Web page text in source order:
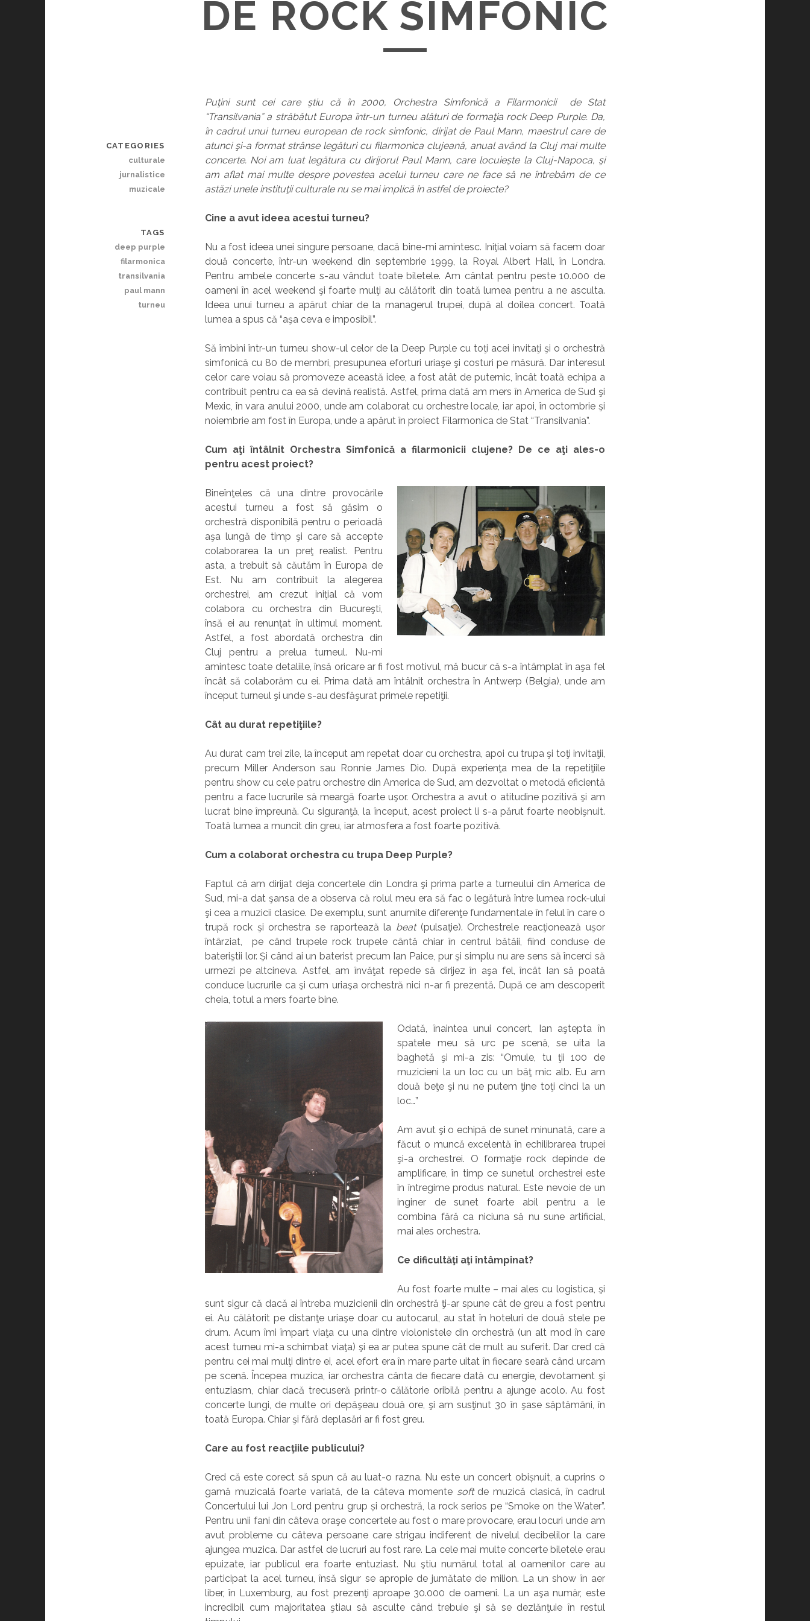
DE ROCK SIMFONIC
Puţini sunt cei care ştiu că în 2000, Orchestra Simfonică a Filarmonicii de Stat
“Transilvania” a străbătut Europa într-un turneu alături de formaţia rock Deep Purple. Da,
în cadrul unui turneu european de rock simfonic, dirijat de Paul Mann, maestrul care de
atunci şi-a format strânse legături cu filarmonica clujeană, anual având la Cluj mai multe
concerte. Noi am luat legătura cu dirijorul Paul Mann, care locuieşte la Cluj-Napoca, şi
am aflat mai multe despre povestea acelui turneu care ne face să ne întrebăm de ce
astăzi unele instituţii culturale nu se mai implică în astfel de proiecte?
Cine a avut ideea acestui turneu?
Nu a fost ideea unei singure persoane, dacă bine-mi amintesc. Iniţial voiam să facem doar
două concerte, într-un weekend din septembrie 1999, la Royal Albert Hall, în Londra.
Pentru ambele concerte s-au vândut toate biletele. Am cântat pentru peste 10.000 de
oameni în acel weekend şi foarte mulţi au călătorit din toată lumea pentru a ne asculta.
Ideea unui turneu a apărut chiar de la managerul trupei, după al doilea concert. Toată
lumea a spus că “aşa ceva e imposibil”.
Să îmbini într-un turneu show-ul celor de la Deep Purple cu toţi acei invitaţi şi o orchestră
simfonică cu 80 de membri, presupunea eforturi uriaşe şi costuri pe măsură. Dar interesul
celor care voiau să promoveze această idee, a fost atât de puternic, încât toată echipa a
contribuit pentru ca ea să devină realistă. Astfel, prima dată am mers în America de Sud şi
Mexic, în vara anului 2000, unde am colaborat cu orchestre locale, iar apoi, în octombrie şi
noiembrie am fost în Europa, unde a apărut în proiect Filarmonica de Stat “Transilvania”.
Cum aţi întâlnit Orchestra Simfonică a filarmonicii clujene? De ce aţi ales-o
pentru acest proiect?
Bineînţeles că una dintre provocările
acestui turneu a fost să găsim o
orchestră disponibilă pentru o perioadă
aşa lungă de timp şi care să accepte
colaborarea la un preţ realist. Pentru
asta, a trebuit să căutăm în Europa de
Est. Nu am contribuit la alegerea
orchestrei, am crezut iniţial că vom
colabora cu orchestra din Bucureşti,
însă ei au renunţat în ultimul moment.
Astfel, a fost abordată orchestra din
Cluj pentru a prelua turneul. Nu-mi
amintesc toate detaliile, însă oricare ar fi fost motivul, mă bucur că s-a întâmplat în aşa fel
încât să colaborăm cu ei. Prima dată am întâlnit orchestra în Antwerp (Belgia), unde am
început turneul şi unde s-au desfăşurat primele repetiţii.
Cât au durat repetiţiile?
Au durat cam trei zile, la început am repetat doar cu orchestra, apoi cu trupa şi toţi invitaţii,
precum Miller Anderson sau Ronnie James Dio. După experienţa mea de la repetiţiile
pentru show cu cele patru orchestre din America de Sud, am dezvoltat o metodă eficientă
pentru a face lucrurile să meargă foarte uşor. Orchestra a avut o atitudine pozitivă şi am
lucrat bine împreună. Cu siguranţă, la început, acest proiect li s-a părut foarte neobişnuit.
Toată lumea a muncit din greu, iar atmosfera a fost foarte pozitivă.
Cum a colaborat orchestra cu trupa Deep Purple?
Faptul că am dirijat deja concertele din Londra şi prima parte a turneului din America de
Sud, mi-a dat şansa de a observa că rolul meu era să fac o legătură între lumea rock-ului
şi cea a muzicii clasice. De exemplu, sunt anumite diferenţe fundamentale în felul în care o
trupă rock şi orchestra se raportează la beat(pulsaţie). Orchestrele reacţionează uşor
întârziat, pe când trupele rock trupele cântă chiar în centrul bătăii, fiind conduse de
bateriştii lor. Şi când ai un baterist precum Ian Paice, pur şi simplu nu are sens să încerci să
urmezi pe altcineva. Astfel, am învăţat repede să dirijez în aşa fel, încât Ian să poată
conduce lucrurile ca şi cum uriaşa orchestră nici n-ar fi prezentă. După ce am descoperit
cheia, totul a mers foarte bine.
Odată, înaintea unui concert, Ian aştepta în
spatele meu să urc pe scenă, se uita la
baghetă şi mi-a zis: “Omule, tu ţii 100 de
muzicieni la un loc cu un băţ mic alb. Eu am
două beţe şi nu ne putem ţine toţi cinci la un
loc…”
Am avut şi o echipă de sunet minunată, care a
făcut o muncă excelentă în echilibrarea trupei
şi-a orchestrei. O formaţie rock depinde de
amplificare, în timp ce sunetul orchestrei este
în întregime produs natural. Este nevoie de un
inginer de sunet foarte abil pentru a le
combina fără ca niciuna să nu sune artificial,
mai ales orchestra.
Ce dificultăţi aţi întâmpinat?
Au fost foarte multe – mai ales cu logistica, şi
sunt sigur că dacă ai întreba muzicienii din orchestră ţi-ar spune cât de greu a fost pentru
ei. Au călătorit pe distanţe uriaşe doar cu autocarul, au stat în hoteluri de două stele pe
drum. Acum îmi împart viaţa cu una dintre violonistele din orchestră (un alt mod în care
acest turneu mi-a schimbat viaţa) şi ea ar putea spune cât de mult au suferit. Dar cred că
pentru cei mai mulţi dintre ei, acel efort era în mare parte uitat în fiecare seară când urcam
pe scenă. Începea muzica, iar orchestra cânta de fiecare dată cu energie, devotament şi
entuziasm, chiar dacă trecuseră printr-o călătorie oribilă pentru a ajunge acolo. Au fost
concerte lungi, de multe ori depăşeau două ore, şi am susţinut 30 în şase săptămâni, în
toată Europa. Chiar şi fără deplasări ar fi fost greu.
Care au fost reacţiile publicului?
Cred că este corect să spun că au luat-o razna. Nu este un concert obișnuit, a cuprins o
gamă muzicală foarte variată, de la câteva momente softde muzică clasică, în cadrul
Concertului lui Jon Lord pentru grup și orchestră, la rock serios pe “Smoke on the Water”.
Pentru unii fani din câteva oraşe concertele au fost o mare provocare, erau locuri unde am
avut probleme cu câteva persoane care strigau indiferent de nivelul decibelilor la care
ajungea muzica. Dar astfel de lucruri au fost rare. La cele mai multe concerte biletele erau
epuizate, iar publicul era foarte entuziast. Nu ştiu numărul total al oamenilor care au
participat la acel turneu, însă sigur se apropie de jumătate de milion. La un show în aer
liber, în Luxemburg, au fost prezenţi aproape 30.000 de oameni. La un aşa număr, este
incredibil cum majoritatea ştiau să asculte când trebuie şi să se dezlănţuie în restul
CATEGORIES
culturale
jurnalistice
muzicale
TAGS
deep purple
filarmonica
transilvania
paul mann
turneu